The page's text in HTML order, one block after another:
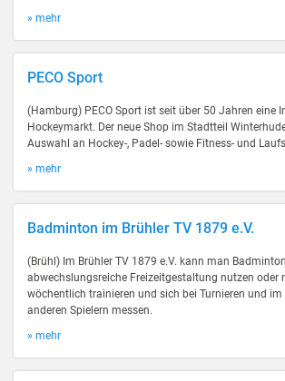
» mehr
PECO Sport
(Hamburg) PECO Sport ist seit über 50 Jahren eine
Hockeymarkt. Der neue Shop im Stadtteil
Auswahl an Hockey-, Padel- sowie Fitness- und
» mehr
Badminton im Brühler TV 1879 e.V.
(Brühl) Im Brühler TV 1879 e.V. kann man
abwechslungsreiche Freizeitgestaltung nutzen oder
wöchentlich trainieren und sich bei Turnieren und
anderen Spielern messen.
» mehr